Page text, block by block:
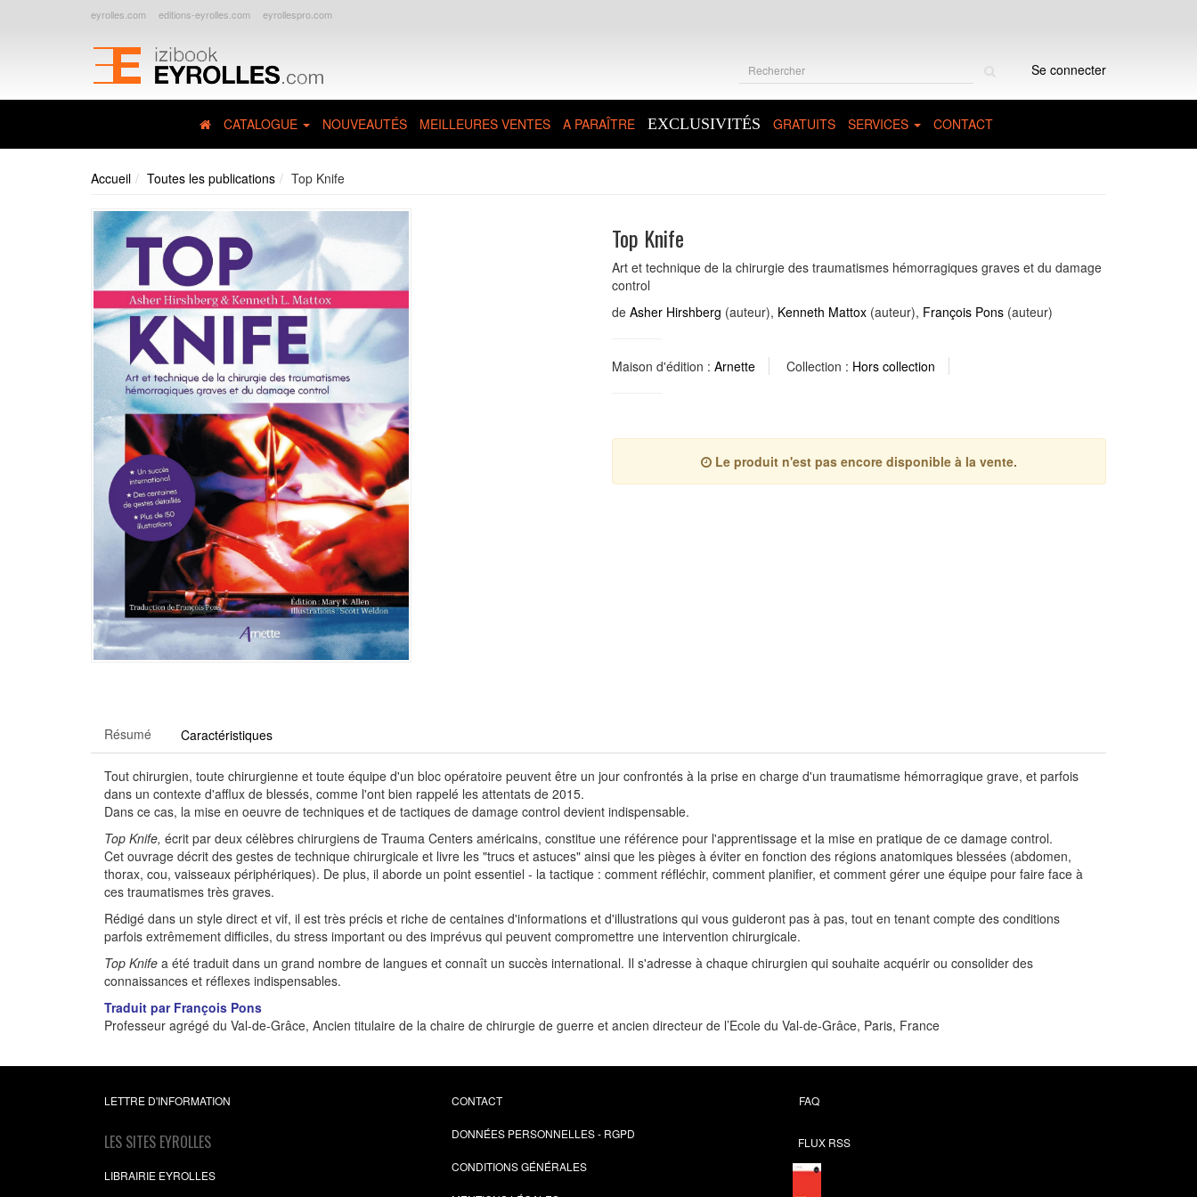
eyrolles.com editions-eyrolles.com eyrollespro.com
Se connecter
CATALOGUE NOUVEAUTÉS MEILLEURES VENTES A PARAÎTRE EXCLUSIVITÉS GRATUITS SERVICES CONTACT
Accueil Toutes les publications Top Knife
Top Knife
Art et technique de la chirurgie des traumatismes hémorragiques graves et du damage
control
de Asher Hirshberg (auteur), Kenneth Mattox (auteur), François Pons (auteur)
Maison d'édition : Arnette Collection : Hors collection
Le produit n'est pas encore disponible à la vente.
Résumé Caractéristiques
Tout chirurgien, toute chirurgienne et toute équipe d'un bloc opératoire peuvent être un jour confrontés à la prise en charge d'un traumatisme hémorragique grave, et parfois
dans un contexte d'afflux de blessés, comme l'ont bien rappelé les attentats de 2015.
Dans ce cas, la mise en oeuvre de techniques et de tactiques de damage control devient indispensable.
Top Knife, écrit par deux célèbres chirurgiens de Trauma Centers américains, constitue une référence pour l'apprentissage et la mise en pratique de ce damage control.
Cet ouvrage décrit des gestes de technique chirurgicale et livre les "trucs et astuces" ainsi que les pièges à éviter en fonction des régions anatomiques blessées (abdomen,
thorax, cou, vaisseaux périphériques). De plus, il aborde un point essentiel - la tactique : comment réfléchir, comment planifier, et comment gérer une équipe pour faire face à
ces traumatismes très graves.
Rédigé dans un style direct et vif, il est très précis et riche de centaines d'informations et d'illustrations qui vous guideront pas à pas, tout en tenant compte des conditions
parfois extrêmement difficiles, du stress important ou des imprévus qui peuvent compromettre une intervention chirurgicale.
Top Knife a été traduit dans un grand nombre de langues et connaît un succès international. Il s'adresse à chaque chirurgien qui souhaite acquérir ou consolider des
connaissances et réflexes indispensables.
Traduit par François Pons
Professeur agrégé du Val-de-Grâce, Ancien titulaire de la chaire de chirurgie de guerre et ancien directeur de l’Ecole du Val-de‑Grâce, Paris, France
LETTRE D'INFORMATION
LES SITES EYROLLES
LIBRAIRIE EYROLLES
CONTACT
DONNÉES PERSONNELLES - RGPD
CONDITIONS GÉNÉRALES
FAQ
FLUX RSS